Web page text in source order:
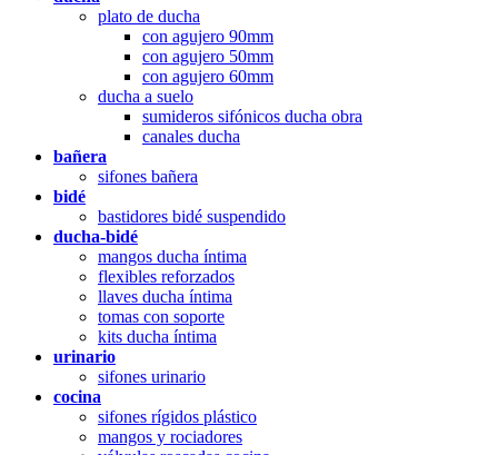
plato de ducha
con agujero 90mm
con agujero 50mm
con agujero 60mm
ducha a suelo
sumideros sifónicos ducha obra
canales ducha
bañera
sifones bañera
bidé
bastidores bidé suspendido
ducha-bidé
mangos ducha íntima
flexibles reforzados
llaves ducha íntima
tomas con soporte
kits ducha íntima
urinario
sifones urinario
cocina
sifones rígidos plástico
mangos y rociadores